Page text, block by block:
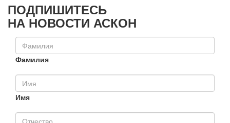
ПОДПИШИТЕСЬ
НА НОВОСТИ АСКОН
Фамилия
Имя